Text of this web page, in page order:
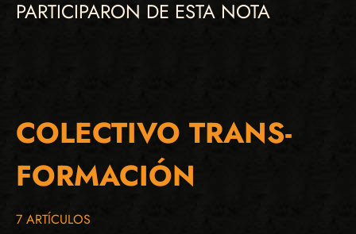
PARTICIPARON DE ESTA NOTA
COLECTIVO TRANS-
FORMACIÓN
7 ARTÍCULOS